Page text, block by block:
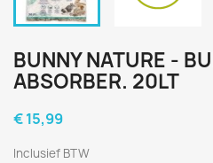
BUNNY NATURE -
ABSORBER. 20LT
€ 15,99
Inclusief BTW